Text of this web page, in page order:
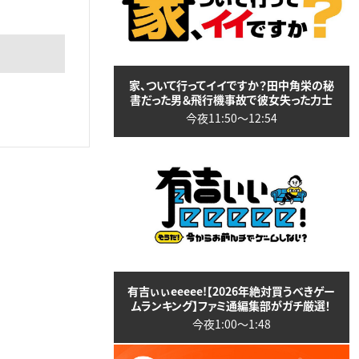
家、ついて行ってイイですか？田中角栄の秘
書だった男＆飛行機事故で彼女失った力士
今夜11:50〜12:54
有吉ぃぃeeeee!【2026年絶対買うべきゲー
ムランキング】ファミ通編集部がガチ厳選！
今夜1:00〜1:48